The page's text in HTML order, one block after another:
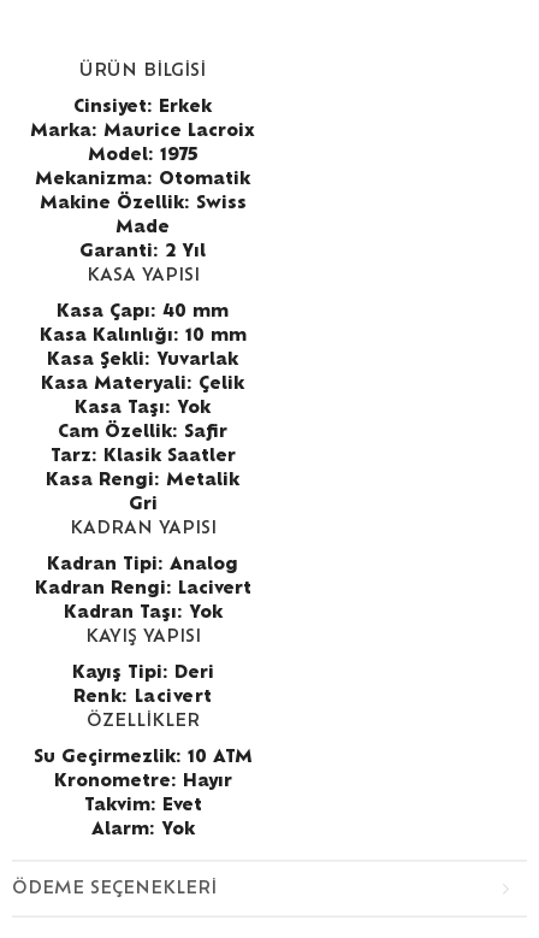
ÜRÜN BİLGİSİ
Cinsiyet: Erkek
Marka: Maurice Lacroix
Model: 1975
Mekanizma: Otomatik
Makine Özellik: Swiss
Made
Garanti: 2 Yıl
KASA YAPISI
Kasa Çapı: 40 mm
Kasa Kalınlığı: 10 mm
Kasa Şekli: Yuvarlak
Kasa Materyali: Çelik
Kasa Taşı: Yok
Cam Özellik: Safir
Tarz: Klasik Saatler
Kasa Rengi: Metalik
Gri
KADRAN YAPISI
Kadran Tipi: Analog
Kadran Rengi: Lacivert
Kadran Taşı: Yok
KAYIŞ YAPISI
Kayış Tipi: Deri
Renk:
Lacivert
ÖZELLİKLER
Su Geçirmezlik: 10 ATM
Kronometre: Hayır
Takvim: Evet
Alarm: Yok
ÖDEME SEÇENEKLERI